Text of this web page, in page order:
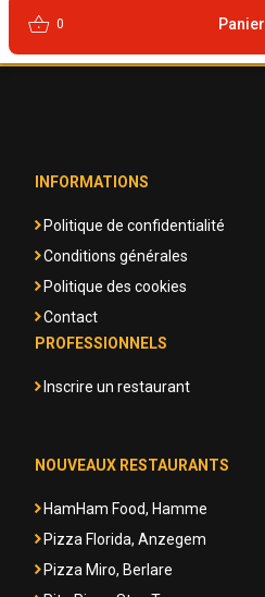
shopping_basket 0 Panier
INFORMATIONS
Politique de confidentialité
Conditions générales
Politique des cookies
Contact
PROFESSIONNELS
Inscrire un restaurant
NOUVEAUX RESTAURANTS
HamHam Food, Hamme
Pizza Florida, Anzegem
Pizza Miro, Berlare